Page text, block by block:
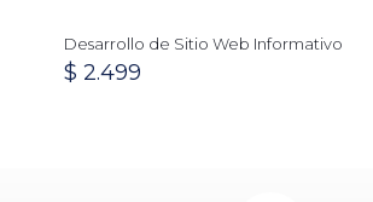
Desarrollo de Sitio Web Informativo
$ 2.499